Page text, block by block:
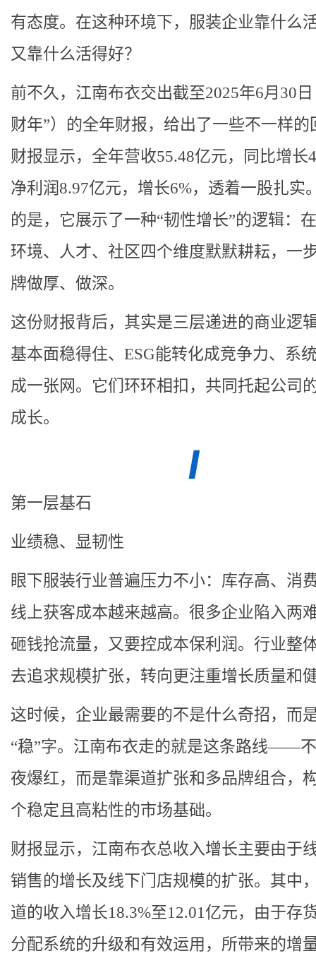
有态度。在这种环境下，服装企业靠什么
又靠什么活得好？
前不久，江南布衣交出截至2025年6月30日
财年”）的全年财报，给出了一些不一样的
财报显示，全年营收55.48亿元，同比增长
净利润8.97亿元，增长6%，透着一股扎实
的是，它展示了一种“韧性增长”的逻辑：
环境、人才、社区四个维度默默耕耘，一
牌做厚、做深。
这份财报背后，其实是三层递进的商业逻
基本面稳得住、ESG能转化成竞争力、系
成一张网。它们环环相扣，共同托起公司
成长。
第一层基石
业绩稳、显韧性
眼下服装行业普遍压力不小：库存高、消
线上获客成本越来越高。很多企业陷入两
砸钱抢流量，又要控成本保利润。行业整
去追求规模扩张，转向更注重增长质量和
这时候，企业最需要的不是什么奇招，而
“稳”字。江南布衣走的就是这条路线——
夜爆红，而是靠渠道扩张和多品牌组合，
个稳定且高粘性的市场基础。
财报显示，江南布衣总收入增长主要由于
销售的增长及线下门店规模的扩张。其中
道的收入增长18.3%至12.01亿元，由于存
分配系统的升级和有效运用，所带来的增